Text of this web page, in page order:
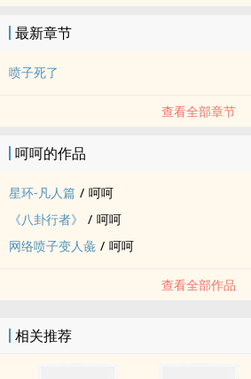
最新章节
喷子死了
查看全部章节
呵呵的作品
星环-凡人篇 / 呵呵
《八卦行者》
/ 呵呵
网络喷子变人彘 / 呵呵
查看全部作品
相关推荐